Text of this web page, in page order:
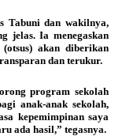
Tabuni dan wakilnya,
jelas. Ia menegaskan
akan diberikan
dan terukur.
program sekolah
anak-anak sekolah,
kepemimpinan saya
ada hasil,” tegasnya.